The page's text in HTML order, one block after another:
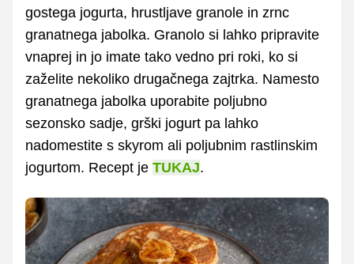
gostega jogurta, hrustljave granole in zrnc
granatnega jabolka. Granolo si lahko pripravite
vnaprej in jo imate tako vedno pri roki, ko si
zaželite nekoliko drugačnega zajtrka. Namesto
granatnega jabolka uporabite poljubno
sezonsko sadje, grški jogurt pa lahko
nadomestite s skyrom ali poljubnim rastlinskim
jogurtom. Recept je TUKAJ.